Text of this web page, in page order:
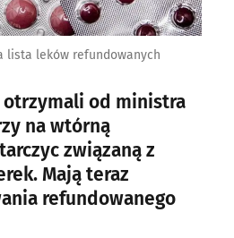
lista leków refundowanych
otrzymali od ministra
na wtórną
związaną z
Mają teraz
refundowanego